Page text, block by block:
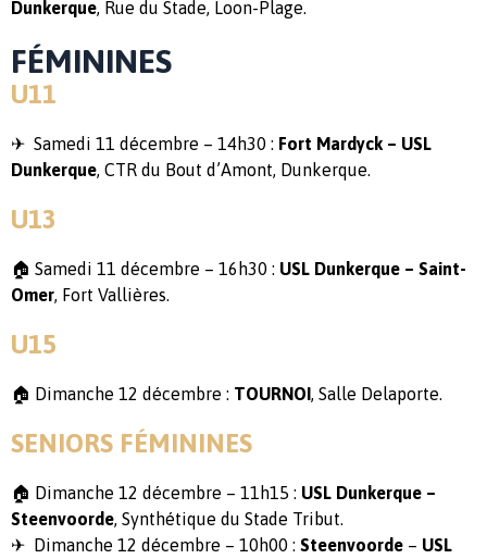
Dunkerque, Rue du Stade, Loon-Plage.
FÉMININES
U11
✈ Samedi 11 décembre – 14h30 : Fort Mardyck – USL
Dunkerque, CTR du Bout d’Amont, Dunkerque.
U13
🏠 Samedi 11 décembre – 16h30 : USL Dunkerque – Saint-
Omer, Fort Vallières.
U15
🏠 Dimanche 12 décembre : TOURNOI, Salle Delaporte.
SENIORS FÉMININES
🏠 Dimanche 12 décembre – 11h15 : USL Dunkerque –
Steenvoorde, Synthétique du Stade Tribut.
✈ Dimanche 12 décembre – 10h00 : Steenvoorde – USL